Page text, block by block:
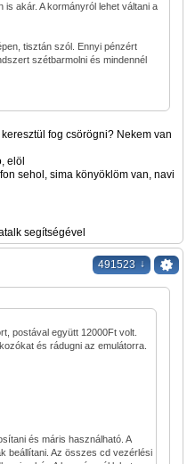
akár. A kormányról lehet váltani a
tisztán szól. Ennyi pénzért
szétbarmolni és mindennél
fog csörögni? Nekem van
elöl
sehol, sima könyöklöm van, navi
segítségével
491523 ↓
postával együtt 12000Ft volt.
és rádugni az emulátorra.
és máris használható. A
beállítani. Az összes cd vezérlési